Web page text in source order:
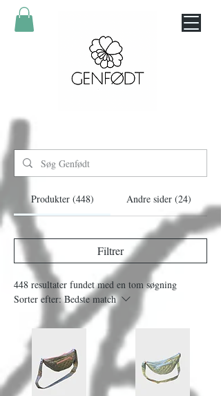
Produkter (448) Andre sider (24)
Filtrer
448 resultater fundet med en tom søgning
Sorter efter: Bedste match